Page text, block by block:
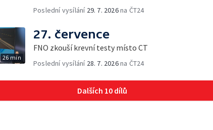
Poslední vysílání 29. 7. 2026na ČT24
26 min
27. července
FNO zkouší krevní testy místo CT
Poslední vysílání 28. 7. 2026na ČT24
Dalších 10 dílů